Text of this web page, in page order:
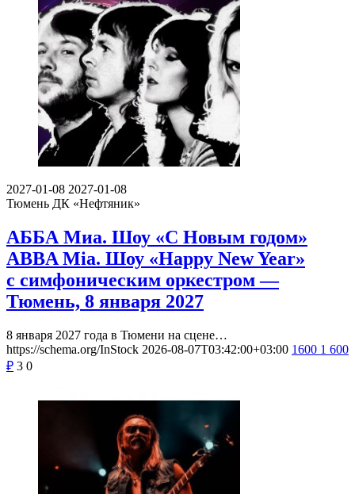
2027-01-08 2027-01-08
Тюмень ДК «Нефтяник»
АББА Миа. Шоу «С Новым годом»
ABBA Mia. Шоу «Happy New Year»
с симфоническим оркестром —
Тюмень, 8 января 2027
8 января 2027 года в Тюмени на сцене…
https://schema.org/InStock 2026-08-07T03:42:00+03:00 1600 1 600
₽ 3 0